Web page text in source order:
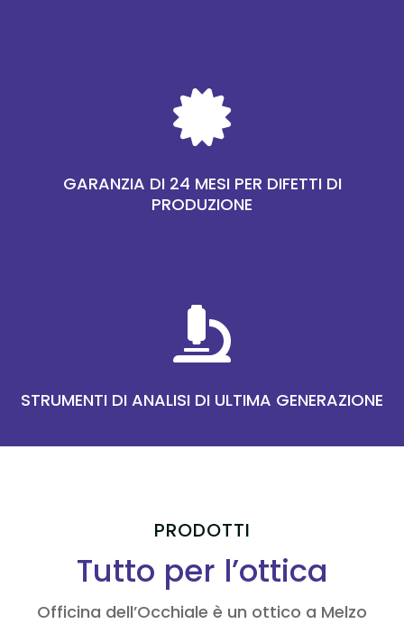

GARANZIA DI 24 MESI PER DIFETTI DI
PRODUZIONE

STRUMENTI DI ANALISI DI ULTIMA GENERAZIONE
PRODOTTI
Tutto per l’ottica
Officina dell’Occhiale è un ottico a Melzo